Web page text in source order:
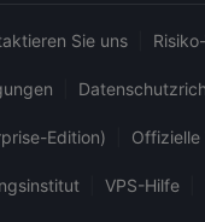
Sie uns
Edition) Offizielle
VPS-Hilfe